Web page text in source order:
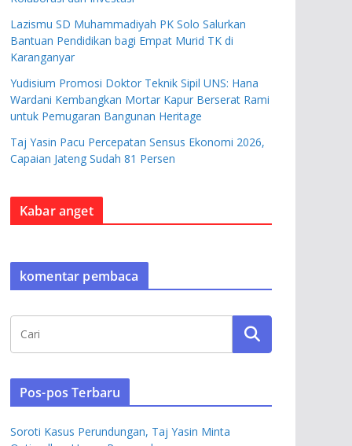
Lazismu SD Muhammadiyah PK Solo Salurkan
Bantuan Pendidikan bagi Empat Murid TK di
Karanganyar
Yudisium Promosi Doktor Teknik Sipil UNS: Hana
Wardani Kembangkan Mortar Kapur Berserat Rami
untuk Pemugaran Bangunan Heritage
Taj Yasin Pacu Percepatan Sensus Ekonomi 2026,
Capaian Jateng Sudah 81 Persen
Kabar anget
komentar pembaca
Pos-pos Terbaru
Soroti Kasus Perundungan, Taj Yasin Minta